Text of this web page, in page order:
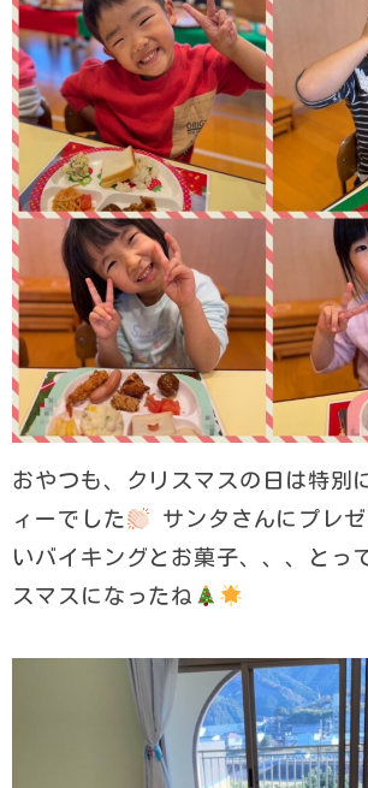
おやつも、クリスマスの日は特別
ィーでした
サンタさんにプレ
いバイキングとお菓子、、、とっ
スマスになったね